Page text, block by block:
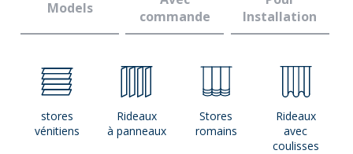
Models
commande
Installation
stores
vénitiens
Rideaux
à panneaux
Stores
romains
Rideaux
avec
coulisses